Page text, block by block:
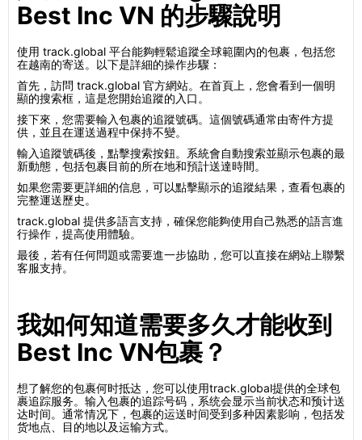
Best Inc VN 的步驟說明
使用 track.global 平台能夠輕鬆追蹤全球範圍內的包裹，包括您
在越南的寄送。以下是詳細的操作步驟：
首先，訪問 track.global 官方網站。在首頁上，您會看到一個明
顯的搜索框，這是您開始追蹤的入口。
接下來，您需要輸入包裹的追蹤號碼。這個號碼通常由寄件方提
供，並且在運送過程中保持不變。
輸入追蹤號碼後，點擊搜索按鈕。系統會自動搜索並顯示包裹的最
新動態，包括包裹目前的所在地和預計送達時間。
如果您需要更詳細的信息，可以點擊顯示的追蹤結果，查看包裹的
完整運送歷史。
track.global 提供多語言支持，確保您能夠使用自己熟悉的語言進
行操作，提高使用體驗。
最後，若有任何問題或需要進一步協助，您可以直接在網站上聯繫
客服支持。
我如何知道需要多久才能收到
Best Inc VN包裹？
想了解您的包裹何时抵达，您可以使用track.global提供的全球包
裹追踪服务。输入包裹的追踪号码，系统会显示当前状态和预计送
达时间。通常情况下，包裹的运送时间受到多种因素影响，包括发
货地点、目的地以及运输方式。